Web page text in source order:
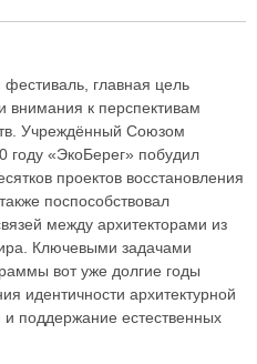
главная цель
внимания к перспективам
Учреждённый Союзом
году «ЭкоБерег» побудил
проектов восстановления
поспособствовал
между архитекторами из
Ключевыми задачами
вот уже долгие годы
идентичности архитектурной
поддержание естественных